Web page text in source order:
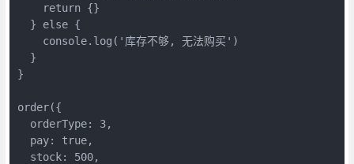
    return {}
  } else {
    console.log('库存不够, 无法购买')
  }
}
order({
  orderType: 3,
  pay: true,
  stock: 500,